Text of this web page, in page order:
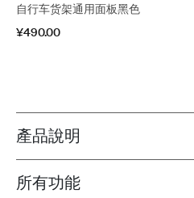
自行车货架通用面板黑色
¥490.00
Toggle overview
產品說明
Toggle features
所有功能